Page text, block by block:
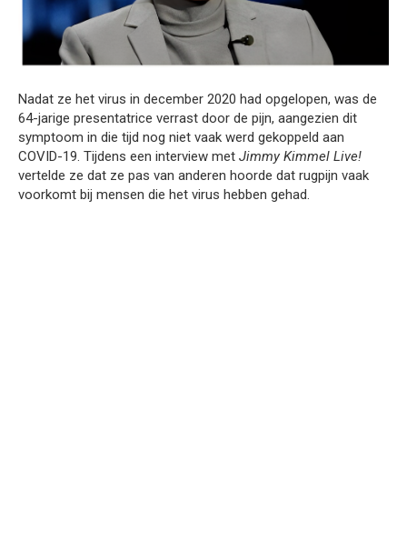
Nadat ze het virus in december 2020 had opgelopen, was de
64-jarige presentatrice verrast door de pijn, aangezien dit
symptoom in die tijd nog niet vaak werd gekoppeld aan
COVID-19. Tijdens een interview met Jimmy Kimmel Live!
vertelde ze dat ze pas van anderen hoorde dat rugpijn vaak
voorkomt bij mensen die het virus hebben gehad.